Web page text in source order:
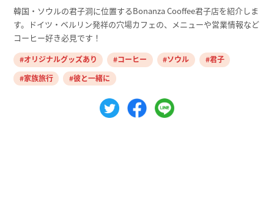
韓国・ソウルの君子洞に位置するBonanza Cooffee君子店を紹介しま
す。ドイツ・ベルリン発祥の穴場カフェの、メニューや営業情報など
コーヒー好き必見です！
オリジナルグッズあり コーヒー ソウル
君子
家族旅行
彼と一緒に